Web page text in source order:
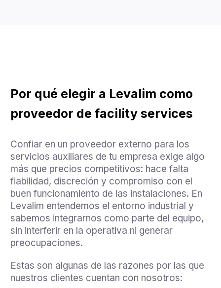
Por qué elegir a Levalim como
proveedor de facility services
Confiar en un proveedor externo para los
servicios auxiliares de tu empresa exige algo
más que precios competitivos: hace falta
fiabilidad, discreción y compromiso con el
buen funcionamiento de las instalaciones. En
Levalim entendemos el entorno industrial y
sabemos integrarnos como parte del equipo,
sin interferir en la operativa ni generar
preocupaciones.
Estas son algunas de las razones por las que
nuestros clientes cuentan con nosotros: